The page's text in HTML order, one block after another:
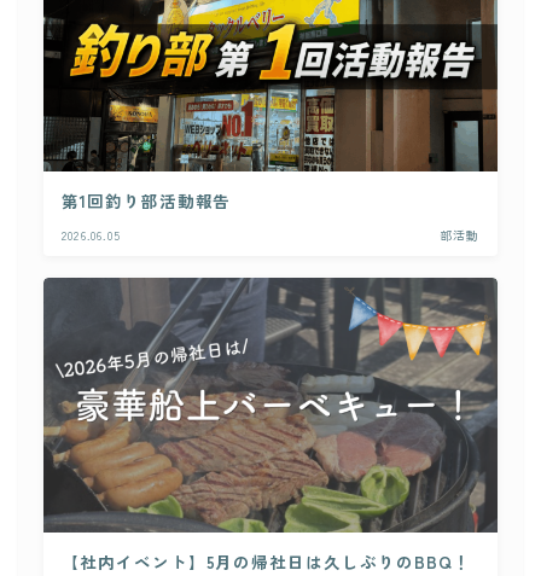
DX物流 AGF・AMR
NEWS
BLOG
CONTACT
第1回釣り部活動報告
2026.06.05 部活動
【社内イベント】5月の帰社日は久しぶりのBBQ！